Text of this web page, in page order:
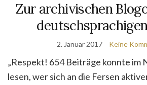
Zur archivischen
2. Januar 2017 Keine
„Respekt! 654 Beiträge konnte im
lesen, wer sich an die Fersen